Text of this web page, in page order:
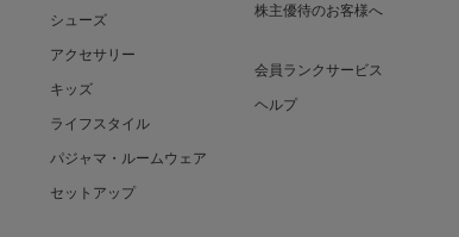
シューズ
アクセサリー
キッズ
ライフスタイル
パジャマ・ルームウェア
セットアップ
株主優待のお客様へ
会員ランクサービス
ヘルプ